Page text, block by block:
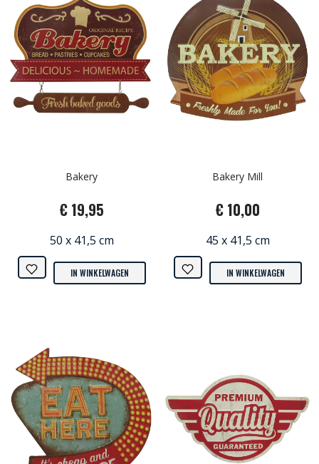
Bakery
€ 19,95
50 x 41,5 cm
IN WINKELWAGEN
Bakery Mill
€ 10,00
45 x 41,5 cm
IN WINKELWAGEN